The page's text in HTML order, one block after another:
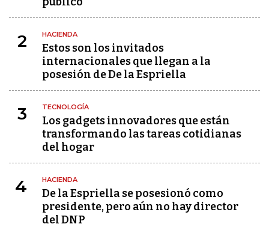
2 HACIENDA
Estos son los invitados
internacionales que llegan a la
posesión de De la Espriella
3 TECNOLOGÍA
Los gadgets innovadores que están
transformando las tareas cotidianas
del hogar
4 HACIENDA
De la Espriella se posesionó como
presidente, pero aún no hay director
del DNP